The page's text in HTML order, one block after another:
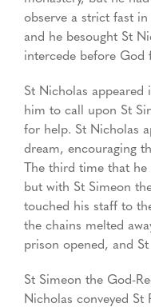
observe a strict fast
and he besought St
intercede before God
St Nicholas appeared
him to call upon St
for help. St Nicholas
dream, encouraging
The third time that he
but with St Simeon
touched his staff to
the chains melted
prison opened, and St
St Simeon the God-
Nicholas conveyed